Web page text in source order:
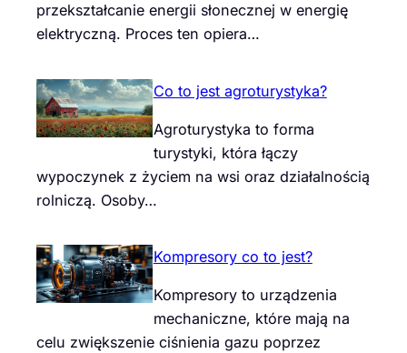
przekształcanie energii słonecznej w energię
elektryczną. Proces ten opiera…
Co to jest agroturystyka?
Agroturystyka to forma
turystyki, która łączy
wypoczynek z życiem na wsi oraz działalnością
rolniczą. Osoby…
Kompresory co to jest?
Kompresory to urządzenia
mechaniczne, które mają na
celu zwiększenie ciśnienia gazu poprzez